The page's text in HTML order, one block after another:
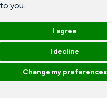
to you.
I agree
I decline
Change my preferences